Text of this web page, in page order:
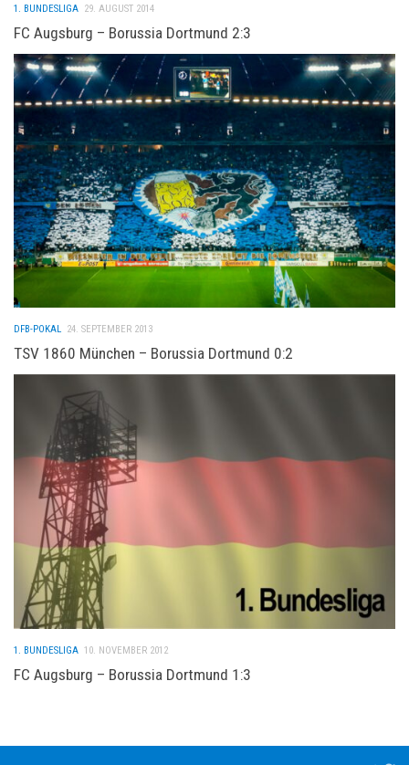
1. BUNDESLIGA 29. AUGUST 2014
FC Augsburg – Borussia Dortmund 2:3
DFB-POKAL 24. SEPTEMBER 2013
TSV 1860 München – Borussia Dortmund 0:2
1. BUNDESLIGA 10. NOVEMBER 2012
FC Augsburg – Borussia Dortmund 1:3